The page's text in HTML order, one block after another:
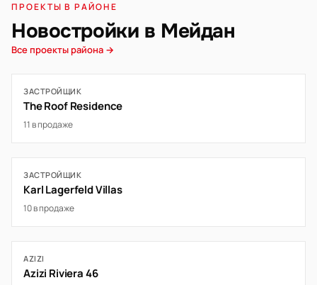
ПРОЕКТЫ В РАЙОНЕ
Новостройки в Мейдан
Все проекты района →
ЗАСТРОЙЩИК
The Roof Residence
11 в продаже
ЗАСТРОЙЩИК
Karl Lagerfeld Villas
10 в продаже
AZIZI
Azizi Riviera 46